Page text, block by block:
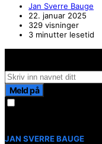
Jan Sverre Bauge
22. januar 2025
329 visninger
3 minutter lesetid
Meld på
JAN SVERRE BAUGE